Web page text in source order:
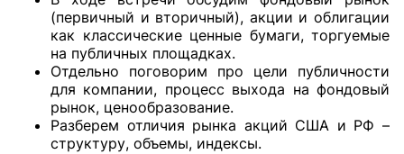
(первичный и вторичный), акции и облигации
как классические ценные бумаги, торгуемые
на публичных площадках.
Отдельно поговорим про цели публичности
для компании, процесс выхода на фондовый
рынок, ценообразование.
Разберем отличия рынка акций США и РФ –
структуру, объемы, индексы.